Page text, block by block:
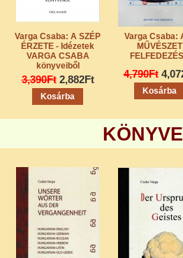
Varga Csaba: A SZÉP
ÉRZETE - Idézetek
VARGA CSABA
könyveiből
3,390Ft 2,882Ft
Kosárba
Varga Csaba:
MŰVÉSZET
4,790Ft
Kosárba